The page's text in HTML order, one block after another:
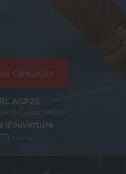
AGP2S
44100 NANTES
d'ouverture
7 24h/24
Contacter